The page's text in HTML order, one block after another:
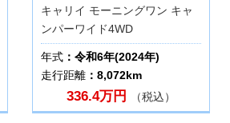
キャリイ モーニングワン キャ
ンパーワイド4WD
年式 ：令和6年(2024年)
走行距離 ：8,072km
336.4万円 （税込）